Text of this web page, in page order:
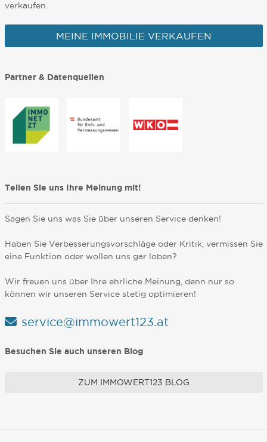
verkaufen.
MEINE IMMOBILIE VERKAUFEN
Partner & Datenquellen
Teilen Sie uns Ihre Meinung mit!
Sagen Sie uns was Sie über unseren Service denken!
Haben Sie Verbesserungsvorschläge oder Kritik, vermissen Sie
eine Funktion oder wollen uns gar loben?
Wir freuen uns über Ihre ehrliche Meinung, denn nur so
können wir unseren Service stetig optimieren!
service@immowert123.at
Besuchen Sie auch unseren Blog
ZUM IMMOWERT123 BLOG